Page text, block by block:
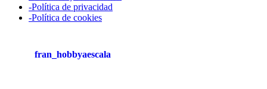
-Política de privacidad
-Política de cookies
fran_hobbyaescala